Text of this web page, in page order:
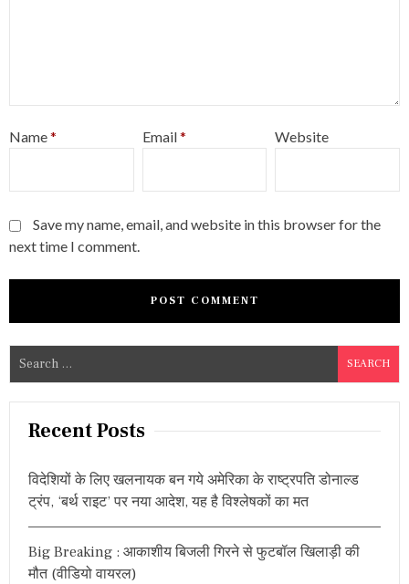
Name* Email* Website
Save my name, email, and website in this browser for the
next time I comment.
a
Recent Posts
विदेशियों के लिए खलनायक बन गये अमेरिका के राष्ट्रपति डोनाल्ड
ट्रंप, ‘बर्थ राइट’ पर नया आदेश, यह है विश्लेषकों का मत
Big Breaking : आकाशीय बिजली गिरने से फुटबॉल खिलाड़ी की
मौत (वीडियो वायरल)